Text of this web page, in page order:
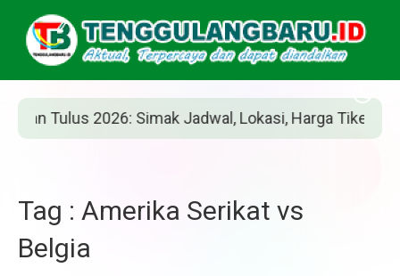
Tulus 2026: Simak Jadwal, Lokasi, Harga Tiket, dan
Tag : Amerika Serikat vs
Belgia